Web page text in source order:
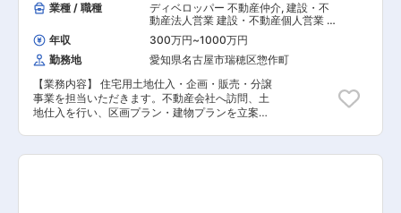
業種 / 職種
ディベロッパー 不動産仲介, 建設・不
動産法人営業 建設・不動産個人営業 不
動産開発企画 不動産仕入（用地・一
棟・区分）
年収 300万円~1000万円
勤務地
愛知県名古屋市瑞穂区惣作町
【業務内容】 住宅用土地仕入・企画・販売・分譲
事業を担当いただきます。不動産会社へ訪問、土
地仕入を行い、区画プラン・建物プランを立案。
販売 ■分譲建物計画及び販売 ■中古物件の買取再